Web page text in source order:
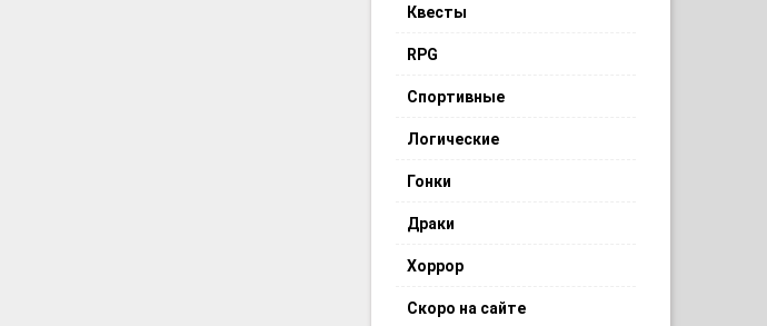
Квесты
RPG
Спортивные
Логические
Гонки
Драки
Хоррор
Скоро на сайте